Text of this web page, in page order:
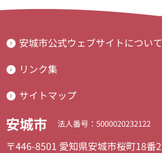
安城市公式ウェブサイトについて
リンク集
サイトマップ
安城市 法人番号：5000020232122
〒446-8501 愛知県安城市桜町18番